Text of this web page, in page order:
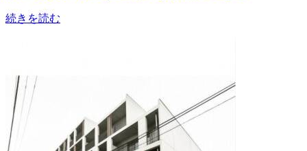
続きを読む